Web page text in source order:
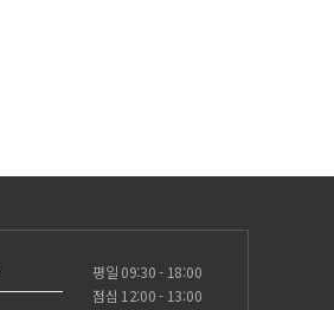
평일 09:30 - 18:00
점심 12:00 - 13:00